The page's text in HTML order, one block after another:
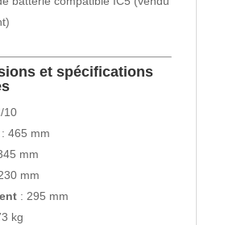
et spécifications
10
465 mm
mm
mm
: 295 mm
kg